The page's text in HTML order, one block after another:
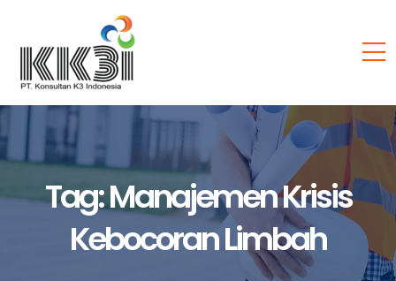
Tag:Manajemen Krisis
Kebocoran Limbah